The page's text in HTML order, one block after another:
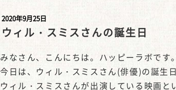
2020年9月25日
ウィル・スミスさんの誕生日
みなさん、こんにちは。ハッピーラボです。
今日は、ウィル・スミスさん(俳優)の誕生日
ウィル・スミスさんが出演している映画と